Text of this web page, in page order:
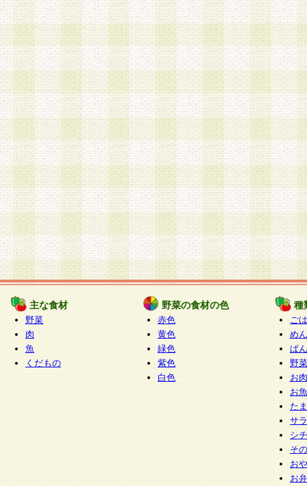
主な食材
野菜
肉
魚
くだもの
野菜の食材の色
赤色
黄色
緑色
紫色
白色
種
ご
めん
ぱん
野
お
お
た
サ
シ
そ
お
お